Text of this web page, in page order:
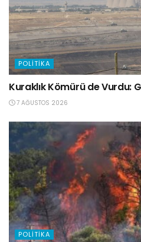
POLITIKA
Kuraklık Kömürü de Vurdu:
7 AĞUSTOS 2026
POLITIKA